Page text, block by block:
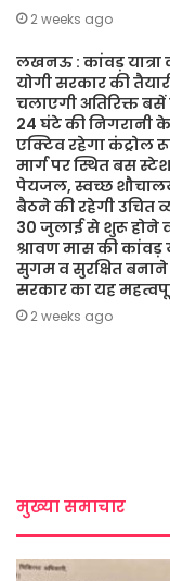
2 weeks ago
लखनऊ : कांवड़
योगी सरकार की
चलाएगी अतिरिक्त बसें
24 घंटे की निगरानी
एक्टिव रहेगा कंट्रोल
मार्ग पर स्थित बस
पेयजल, स्वच्छ
बैठने की रहेगी उचित
30 जुलाई से शुरू होने
श्रावण मास की कांवड़
सुगम व सुरक्षित
सरकार का यह
2 weeks ago
मुख्या समाचार